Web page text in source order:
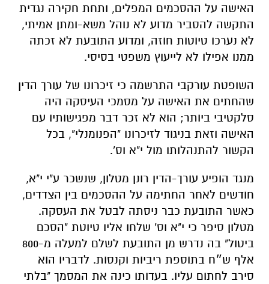
האישה על ההסכמים המפלים, ותחת חקירה נגדית
התקשה להסביר מדוע לא נוהל משא-ומתן אמיתי,
לא נערכו טיוטות חוזה, ומדוע התובעת לא זכתה
ממנו אפילו לא לייעוץ משפטי בסיסי.
השופטת עורקבי התרשמה כי זיכרונו של עורך הדין
שהחתים את האישה על מסמכי העיסקה היה
סלקטיבי ביותר; הוא לא זכר דבר מפגישותיו עם
האישה וזאת בניגוד לזיכרונו "הפנומנלי", בכל
הקשור להתנהלותו מול י"א וס'.
מנגד הופיע עורך-הדין רונן מטלון, שנשכר ע"י י"א,
חודשים לאחר החתימה על ההסכמים בין הצדדים,
כאשר התובעת כבר ניסתה לבטל את העסקה.
מטלון סיפר כי י"א וס' שלחו אליו טיוטת "הסכם
ביטול" בה נדרש מן התובעת לשלם למעלה מ-800
אלף ש״ח בתוספת ריביות וקנסות. לדבריו הוא
סירב לחתום עליו. בעדותו כינה את המסמך "בלתי